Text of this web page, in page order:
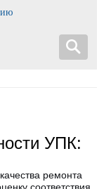
УПК:
ремонта